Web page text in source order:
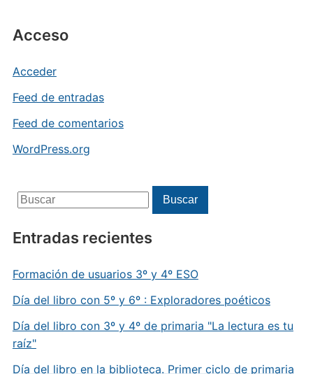
Acceso
Acceder
Feed de entradas
Feed de comentarios
WordPress.org
Buscar: Buscar
Entradas recientes
Formación de usuarios 3º y 4º ESO
Día del libro con 5º y 6º : Exploradores poéticos
Día del libro con 3º y 4º de primaria "La lectura es tu
raíz"
Día del libro en la biblioteca. Primer ciclo de primaria